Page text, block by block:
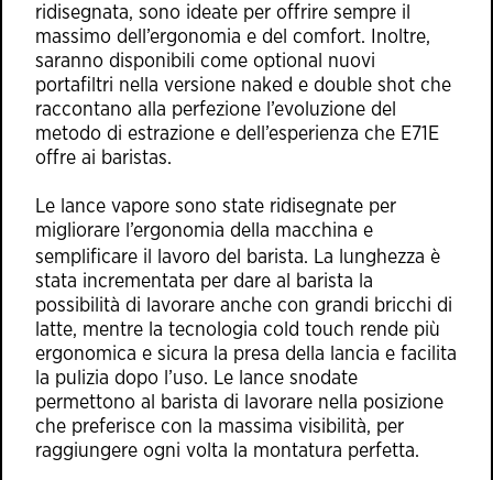
ridisegnata, sono ideate per offrire sempre il
massimo dell’ergonomia e del comfort. Inoltre,
saranno disponibili come optional nuovi
portafiltri nella versione naked e double shot che
raccontano alla perfezione l’evoluzione del
metodo di estrazione e dell’esperienza che E71E
offre ai baristas.
Le lance vapore sono state ridisegnate per
migliorare l’ergonomia della macchina e
semplificare il lavoro del barista. La lunghezza è
stata incrementata per dare al barista la
possibilità di lavorare anche con grandi bricchi di
latte, mentre la tecnologia cold touch rende più
ergonomica e sicura la presa della lancia e facilita
la pulizia dopo l’uso. Le lance snodate
permettono al barista di lavorare nella posizione
che preferisce con la massima visibilità, per
raggiungere ogni volta la montatura perfetta.